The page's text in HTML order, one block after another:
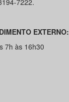
7222.
EXTERNO:
7h às 16h30